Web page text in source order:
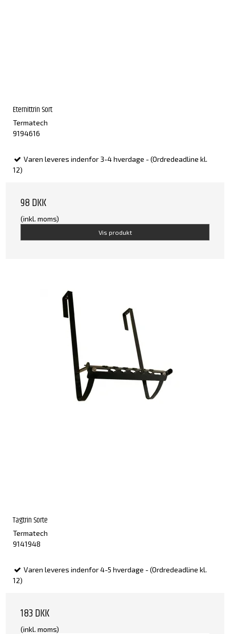
Eternittrin Sort
Termatech
9194616
Varen leveres indenfor 3-4 hverdage - (Ordredeadline kl.
12)
98 DKK
(inkl. moms)
Vis produkt
Tagtrin Sorte
Termatech
9141948
Varen leveres indenfor 4-5 hverdage - (Ordredeadline kl.
12)
183 DKK
(inkl. moms)